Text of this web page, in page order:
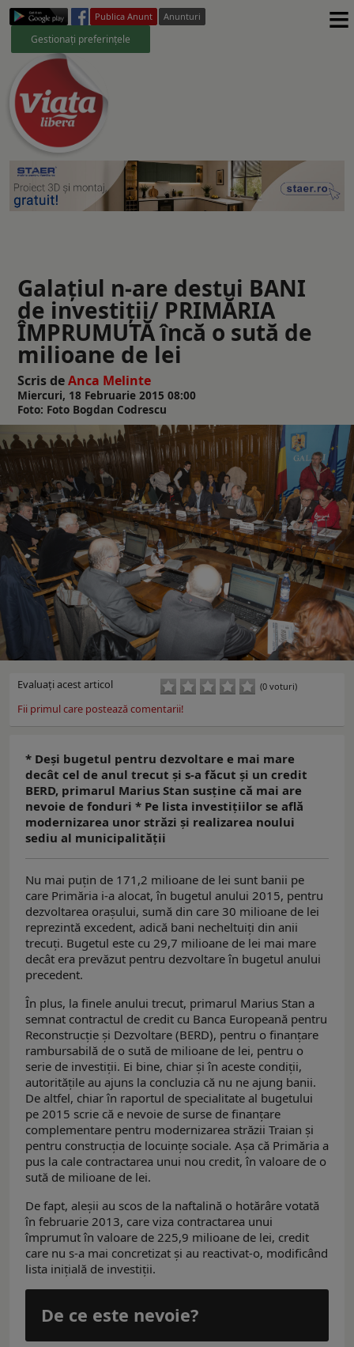
Publica Anunt Anunturi
Gestionați preferințele ≡
Galaţiul n-are destui BANI
de investiţii/ PRIMĂRIA
ÎMPRUMUTĂ încă o sută de
milioane de lei
Scris deAnca Melinte
Miercuri, 18 Februarie 2015 08:00
Foto: Foto Bogdan Codrescu
Evaluaţi acest articol (0 voturi)
Fii primul care postează comentarii!
* Deşi bugetul pentru dezvoltare e mai mare
decât cel de anul trecut şi s-a făcut şi un credit
BERD, primarul Marius Stan susţine că mai are
nevoie de fonduri * Pe lista investiţiilor se află
modernizarea unor străzi şi realizarea noului
sediu al municipalităţii
Nu mai puţin de 171,2 milioane de lei sunt banii pe
care Primăria i-a alocat, în bugetul anului 2015, pentru
dezvoltarea oraşului, sumă din care 30 milioane de lei
reprezintă excedent, adică bani necheltuiţi din anii
trecuţi. Bugetul este cu 29,7 milioane de lei mai mare
decât era prevăzut pentru dezvoltare în bugetul anului
precedent.
În plus, la finele anului trecut, primarul Marius Stan a
semnat contractul de credit cu Banca Europeană pentru
Reconstrucţie şi Dezvoltare (BERD), pentru o finanţare
rambursabilă de o sută de milioane de lei, pentru o
serie de investiţii. Ei bine, chiar şi în aceste condiţii,
autorităţile au ajuns la concluzia că nu ne ajung banii.
De altfel, chiar în raportul de specialitate al bugetului
pe 2015 scrie că e nevoie de surse de finanţare
complementare pentru modernizarea străzii Traian şi
pentru construcţia de locuinţe sociale. Aşa că Primăria a
pus la cale contractarea unui nou credit, în valoare de o
sută de milioane de lei.
De fapt, aleşii au scos de la naftalină o hotărâre votată
în februarie 2013, care viza contractarea unui
împrumut în valoare de 225,9 milioane de lei, credit
care nu s-a mai concretizat şi au reactivat-o, modificând
lista iniţială de investiţii.
De ce este nevoie?